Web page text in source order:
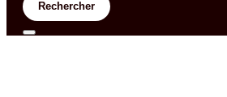
Rechercher